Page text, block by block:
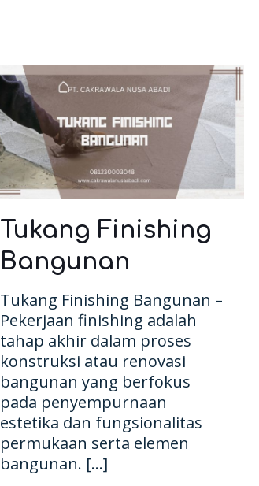
Tukang Finishing
Bangunan
Tukang Finishing Bangunan –
Pekerjaan finishing adalah
tahap akhir dalam proses
konstruksi atau renovasi
bangunan yang berfokus
pada penyempurnaan
estetika dan fungsionalitas
permukaan serta elemen
bangunan. […]